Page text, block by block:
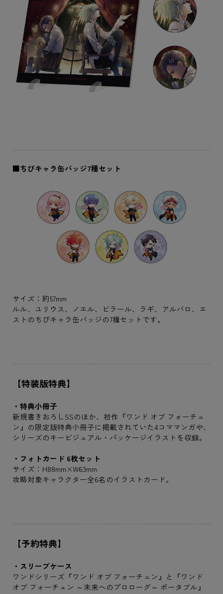
■ちびキャラ缶バッジ7種セット
サイズ：約57mm
ルル、ユリウス、ノエル、ビラール、ラギ、アルバロ、エ
ストのちびキャラ缶バッジの7種セットです。
【特装版特典】
・特典小冊子
新規書きおろしSSのほか、初作『ワンド オブ フォーチュ
ン』の限定版特典小冊子に掲載されていた4コママンガや、
シリーズのキービジュアル・パッケージイラストを収録。
・フォトカード 6枚セット
サイズ：H88mm×W63mm
攻略対象キャラクター全6名のイラストカード。
【予約特典】
・スリーブケース
ワンドシリーズ『ワンド オブ フォーチュン』と『ワンド
オブ フォーチュン ～未来へのプロローグ～ ポータブル』